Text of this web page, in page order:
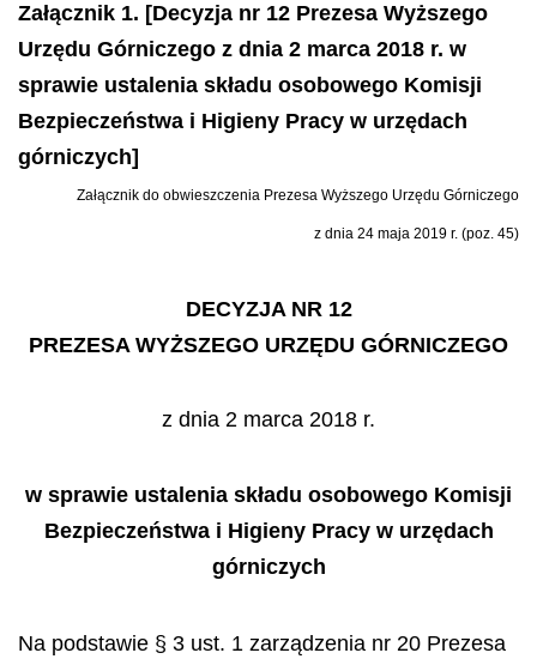
Załącznik 1. [Decyzja nr 12 Prezesa Wyższego
Urzędu Górniczego z dnia 2 marca 2018 r. w
sprawie ustalenia składu osobowego Komisji
Bezpieczeństwa i Higieny Pracy w urzędach
górniczych]
Załącznik do obwieszczenia Prezesa Wyższego Urzędu Górniczego
z dnia 24 maja 2019 r. (poz. 45)
DECYZJA NR 12
PREZESA WYŻSZEGO URZĘDU GÓRNICZEGO
z dnia 2 marca 2018 r.
w sprawie ustalenia składu osobowego Komisji
Bezpieczeństwa i Higieny Pracy w urzędach
górniczych
Na podstawie § 3 ust. 1 zarządzenia nr 20 Prezesa